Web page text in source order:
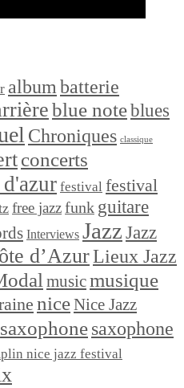
album batterie
blue noteblues
Chroniques classique
concerts
festival festival
free jazzfunk guitare
Interviews Jazz Jazz
d’AzurLieux Jazz
musicmusique
niceNice Jazz
saxophonesaxophone
nice jazz festival